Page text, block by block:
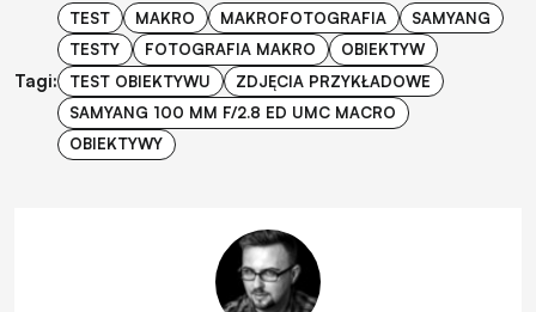
Tagi:
TEST MAKRO MAKROFOTOGRAFIA
SAMYANG
TESTY
FOTOGRAFIA MAKRO
OBIEKTYW
TEST OBIEKTYWU
ZDJĘCIA PRZYKŁADOWE
SAMYANG 100 MM F/2.8 ED UMC MACRO
OBIEKTYWY